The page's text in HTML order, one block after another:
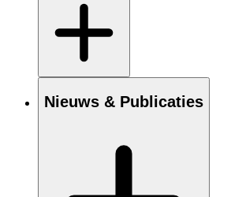
Nieuws & Publicaties